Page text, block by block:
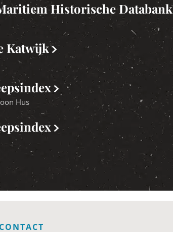
Historische Databank
Katwijk
Hus
CONTACT